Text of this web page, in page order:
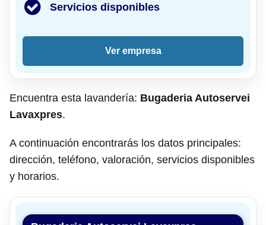
Servicios disponibles
Ver empresa
Encuentra esta lavandería: Bugaderia Autoservei
Lavaxpres.
A continuación encontrarás los datos principales:
dirección, teléfono, valoración, servicios disponibles
y horarios.